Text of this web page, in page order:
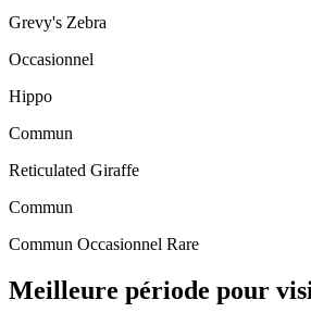
Grevy's Zebra
Occasionnel
Hippo
Commun
Reticulated Giraffe
Commun
Commun Occasionnel Rare
Meilleure période pour